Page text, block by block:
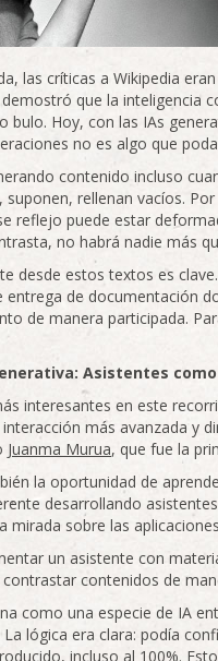
las críticas a Wikipedia
que la inteligencia
bulo. Hoy, con las IAs
no es algo que
contenido incluso
rellenan vacíos.
reflejo puede estar
no habrá nadie más
desde estos textos es
entrega de documentación
de manera participada.
Asistentes
interesantes en este
más avanzada y
Juanma Murua, que fue la
la oportunidad de
desarrollando
mirada sobre las
un asistente con
contenidos de
como una especie de IA
lógica era clara: podía
incluso al 100%.